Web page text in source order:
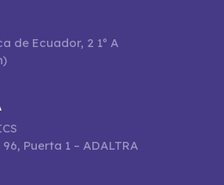
de Ecuador, 2 1º A
Puerta 1 – ADALTRA